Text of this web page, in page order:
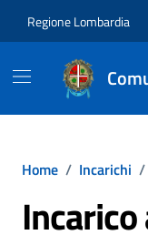
Regione Lombardia
Home / Incarichi /